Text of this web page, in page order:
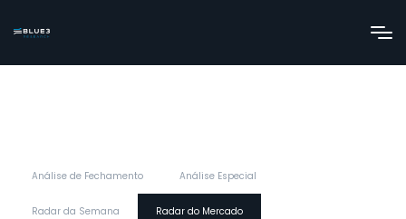
Análise de Fechamento Análise Especial
Radar da Semana Radar do Mercado